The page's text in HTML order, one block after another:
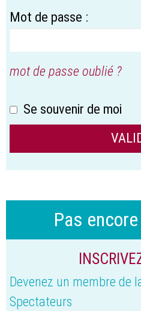
Mot de passe :
mot de passe oublié ?
Se souvenir de moi
Pas
Devenez un membre de
Spectateurs